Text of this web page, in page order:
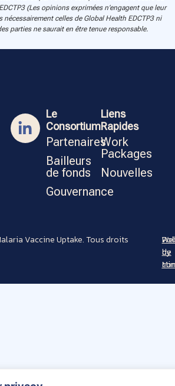
(Les opinions exprimées n’engagent que leur
nécessairement celles de Global Health EDCTP3 ni
parties ne saurait en être tenue responsable.
Le
Consortium
Partenaires
Bailleurs
de fonds
Gouvernance
Liens
Rapides
Work
Packages
Nouvelles
Vaccine Uptake. Tous droits
de
by